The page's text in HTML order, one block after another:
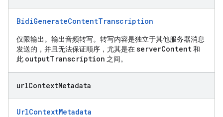
BidiGenerateContentTranscription
仅限输出。输出音频转写。转写内容是独立于其他服务器消息
发送的，并且无法保证顺序，尤其是在serverContent和
此 outputTranscription 之间。
urlContextMetadata
UrlContextMetadata